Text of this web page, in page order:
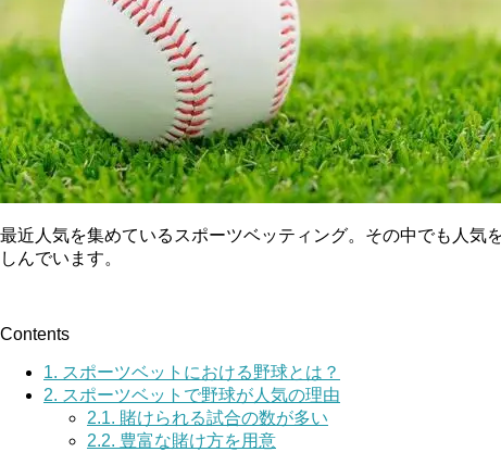
最近人気を集めているスポーツベッティング。その中でも人
しんでいます。
Contents
1. スポーツベットにおける野球とは？
2. スポーツベットで野球が人気の理由
2.1. 賭けられる試合の数が多い
2.2. 豊富な賭け方を用意